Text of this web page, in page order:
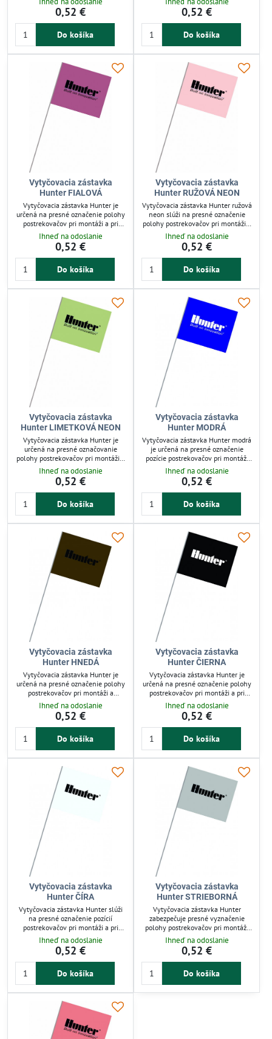
Vlajka 120x100 mm je dobre
viditeľná, drôt dlhý 520 mm
zabezpečuje stabilitu. Odolná a
ľahká konštrukcia umožňuje
závlahových projektoch.
0,52 €
Do košíka
Má viditeľnú vlajku 120 x 100 mm
a drôt dlhý 520 mm pre jednoduché
zapichnutie a stabilitu. Odolný
materiál zabezpečuje dlhodobé
profesionálov.
0,52 €
Do košíka
Vytyčovacia zástavka
Hunter FIALOVÁ
Vytyčovacia zástavka Hunter je
určená na presné označenie polohy
postrekovačov pri montáži a pri
starostlivosti o trávnik. Vlajka 120
x 100 mm je dobre viditeľná, drôt
dlhý 520 mm zabezpečuje
jednoduché zapichnutie a stabilitu.
Odolný materiál zaručuje dlhodobé
záhradkárov aj profesionálov.
Ihneď na odoslanie
0,52 €
Do košíka
Vytyčovacia zástavka
Hunter RUŽOVÁ NEON
Vytyčovacia zástavka Hunter ružová
neon slúži na presné označenie
polohy postrekovačov pri montáži a
pri vertikutácii trávnika. Je
vybavená viditeľnou vlajkou 120 x
100 mm a drôtom dlhým 520 mm
pre jednoduché zapichnutie a
stabilitu. Odolná konštrukcia
záhrade. Ideálna pre záhradkárov aj
profesionálov.
Ihneď na odoslanie
0,52 €
Do košíka
Vytyčovacia zástavka
Hunter LIMETKOVÁ NEON
Vytyčovacia zástavka Hunter je
určená na presné označovanie
polohy postrekovačov pri montáži a
úpravách trávnika. Jej viditeľná
neonová vlajka (120 x 100 mm) a
520 mm dlhý drôt zabezpečujú
stabilitu a jednoduchú manipuláciu.
Odolná konštrukcia je vhodná pre
potrebujú presné a efektívne
vytyčovanie v exteriéri.
Ihneď na odoslanie
0,52 €
Do košíka
Vytyčovacia zástavka
Hunter MODRÁ
Vytyčovacia zástavka Hunter modrá
je určená na presné označenie
pozície postrekovačov pri montáži
závlahových systémov. Uľahčuje aj
vertikutačné práce na trávniku
vďaka viditeľnej vlajke 120 x 100
mm a dĺžke drôtu 520 mm.
Robustná konštrukcia zaručuje
Ideálna pre záhradkárov a
odborníkov.
Ihneď na odoslanie
0,52 €
Do košíka
Vytyčovacia zástavka
Hunter HNEDÁ
Vytyčovacia zástavka Hunter je
určená na presné označenie polohy
postrekovačov pri montáži a
úpravách trávnika. Má viditeľnú
vlajku 120 x 100 mm a 520 mm
dlhý drôt pre jednoduché
zapichnutie a stabilitu. Odolný
materiál zabezpečuje dlhodobé
záhradkárov aj profesionálov.
Ihneď na odoslanie
0,52 €
Do košíka
Vytyčovacia zástavka
Hunter ČIERNA
Vytyčovacia zástavka Hunter je
určená na presné označenie polohy
postrekovačov pri montáži a pri
vertikutačných prácach na trávniku.
Robustný drôt dlhý 520 mm
zabezpečuje stabilitu, vlajka 120 x
100 mm je dobre viditeľná aj z
diaľky. Praktický nástroj pre
zjednodušuje a zrýchľuje prácu v
exteriéri.
Ihneď na odoslanie
0,52 €
Do košíka
Vytyčovacia zástavka
Hunter ČÍRA
Vytyčovacia zástavka Hunter slúži
na presné označenie pozícií
postrekovačov pri montáži a pri
vertikutačných prácach na trávniku.
Má viditeľnú vlajku 120 x 100 mm
a dlhý drôt 520 mm pre jednoduché
zapichnutie a stabilitu. Odolná
konštrukcia je vhodná pre
Ihneď na odoslanie
0,52 €
Do košíka
Vytyčovacia zástavka
Hunter STRIEBORNÁ
Vytyčovacia zástavka Hunter
zabezpečuje presné vyznačenie
polohy postrekovačov pri montáži
závlahových systémov. Je vybavená
viditeľnou vlajkou (120 x 100 mm)
a dlhým drôtom (520 mm) pre
stabilné zapichnutie do zeme.
Odolná konštrukcia zaručuje
Ideálna pre záhradkárov a
Ihneď na odoslanie
0,52 €
Do košíka